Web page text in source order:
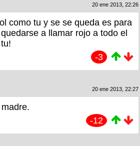
20 ene 2013, 22:26
como tu y se se queda es para
a llamar rojo a todo el
-3
20 ene 2013, 22:27
-12